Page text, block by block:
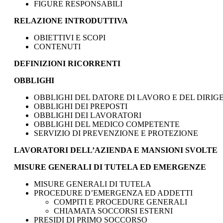
FIGURE RESPONSABILI
RELAZIONE INTRODUTTIVA
OBIETTIVI E SCOPI
CONTENUTI
DEFINIZIONI RICORRENTI
OBBLIGHI
OBBLIGHI DEL DATORE DI LAVORO E DEL
OBBLIGHI DEI PREPOSTI
OBBLIGHI DEI LAVORATORI
OBBLIGHI DEL MEDICO COMPETENTE
SERVIZIO DI PREVENZIONE E PROTEZIONE
LAVORATORI DELL’AZIENDA E MANSIONI SVOLTE
MISURE GENERALI DI TUTELA ED EMERGENZE
MISURE GENERALI DI TUTELA
PROCEDURE D’EMERGENZA ED ADDETTI
COMPITI E PROCEDURE GENERALI
CHIAMATA SOCCORSI ESTERNI
PRESIDI DI PRIMO SOCCORSO